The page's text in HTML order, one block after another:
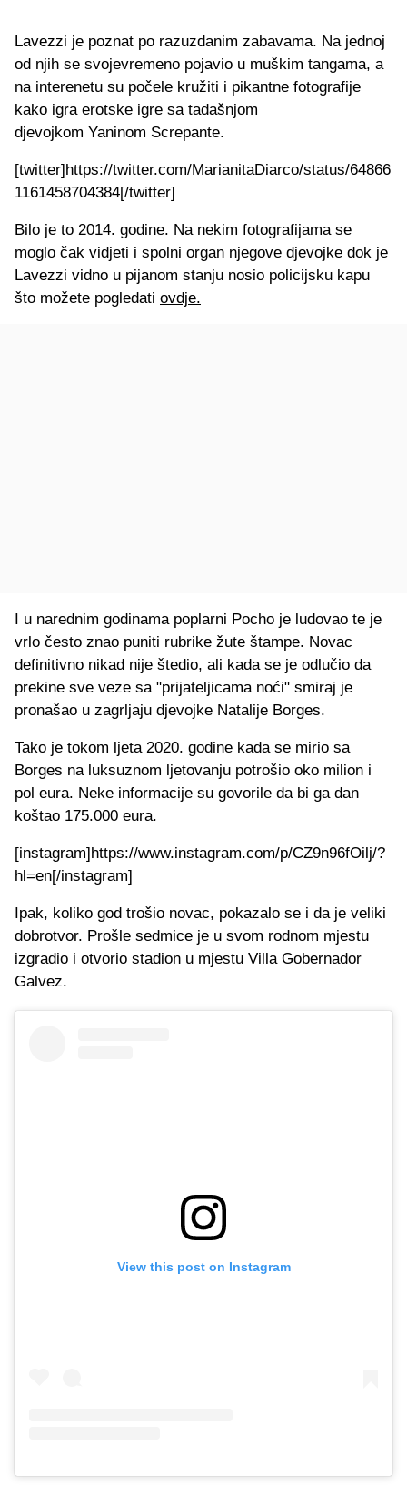
Lavezzi je poznat po razuzdanim zabavama. Na jednoj
od njih se svojevremeno pojavio u muškim tangama, a
na interenetu su počele kružiti i pikantne fotografije
kako igra erotske igre sa tadašnjom
djevojkom Yaninom Screpante.
[twitter]https://twitter.com/MarianitaDiarco/status/64866
1161458704384[/twitter]
Bilo je to 2014. godine. Na nekim fotografijama se
moglo čak vidjeti i spolni organ njegove djevojke dok je
Lavezzi vidno u pijanom stanju nosio policijsku kapu
što možete pogledati ovdje.
I u narednim godinama poplarni Pocho je ludovao te je
vrlo često znao puniti rubrike žute štampe. Novac
definitivno nikad nije štedio, ali kada se je odlučio da
prekine sve veze sa "prijateljicama noći" smiraj je
pronašao u zagrljaju djevojke Natalije Borges.
Tako je tokom ljeta 2020. godine kada se mirio sa
Borges na luksuznom ljetovanju potrošio oko milion i
pol eura. Neke informacije su govorile da bi ga dan
koštao 175.000 eura.
[instagram]https://www.instagram.com/p/CZ9n96fOilj/?
hl=en[/instagram]
Ipak, koliko god trošio novac, pokazalo se i da je veliki
dobrotvor. Prošle sedmice je u svom rodnom mjestu
izgradio i otvorio stadion u mjestu Villa Gobernador
Galvez.
View this post on Instagram